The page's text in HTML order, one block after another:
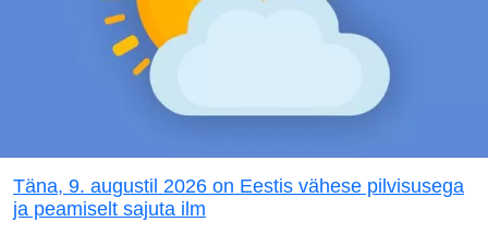
Täna, 9. augustil 2026 on Eestis vähese pilvisusega
ja peamiselt sajuta ilm